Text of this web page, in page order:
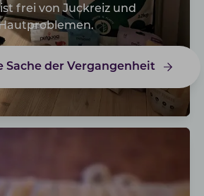
frei von Juckreiz und
Sache der Vergangenheit